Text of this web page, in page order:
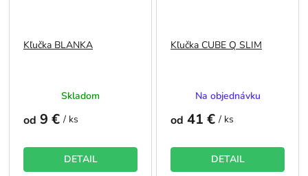
Kľučka BLANKA
Priemerné
5,0
z
5
Skladom
od 9 € / ks
DETAIL
Kľučka CUBE Q SLIM
Priemerné
produktu
5,0
z
5
Na objednávku
od 41 € / ks
DETAIL